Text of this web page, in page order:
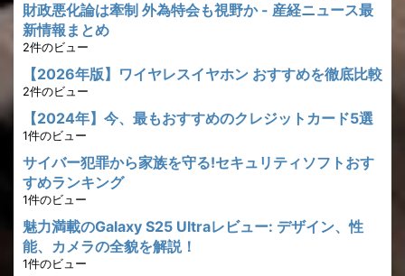
財政悪化論は牽制 外為特会も視野か - 産経ニュース最
新情報まとめ
2件のビュー
【2026年版】ワイヤレスイヤホン おすすめを徹底比較
2件のビュー
【2024年】今、最もおすすめのクレジットカード5選
1件のビュー
サイバー犯罪から家族を守る!セキュリティソフトおす
すめランキング
1件のビュー
魅力満載のGalaxy S25 Ultraレビュー: デザイン、性
能、カメラの全貌を解説！
1件のビュー